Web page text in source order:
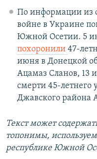
По информации из
войне в Украине
Южной Осетии. 5
похоронили 47-
июня в Донецкой
Ацамаз Сланов, 13
смерти 45-летнего
Джавского района
Текст может
топонимы,
республике Южной